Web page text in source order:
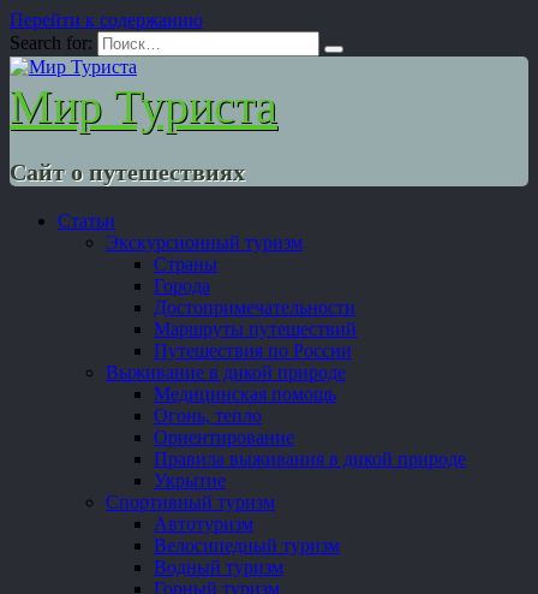
Перейти к содержанию
Search for:
Мир Туриста
Сайт о путешествиях
Статьи
Экскурсионный туризм
Страны
Города
Достопримечательности
Маршруты путешествий
Путешествия по России
Выживание в дикой природе
Медицинская помощь
Огонь, тепло
Ориентирование
Правила выживания в дикой природе
Укрытие
Спортивный туризм
Автотуризм
Велосипедный туризм
Водный туризм
Горный туризм